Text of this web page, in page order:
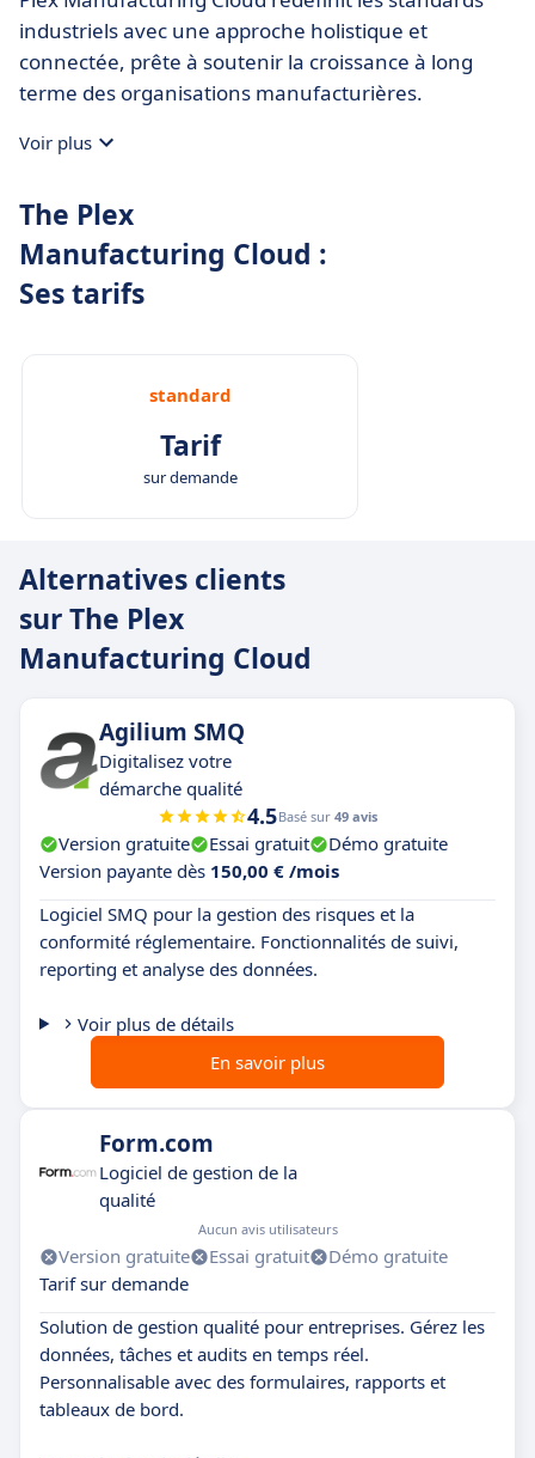
industriels avec une approche holistique et
connectée, prête à soutenir la croissance à long
terme des organisations manufacturières.
Voir plus
The Plex
Manufacturing Cloud :
Ses tarifs
standard
Tarif
sur demande
Alternatives clients
sur The Plex
Manufacturing Cloud
Agilium SMQ
Digitalisez votre
démarche qualité
4.5Basé sur 49 avis
Version gratuite Essai gratuit
Démo gratuite
Version payante dès 150,00 € /mois
Logiciel SMQ pour la gestion des risques et la
conformité réglementaire. Fonctionnalités de suivi,
reporting et analyse des données.
Voir plus de détails
En savoir plus
Form.com
Logiciel de gestion de la
qualité
Aucun avis utilisateurs
Version gratuite Essai gratuit
Démo gratuite
Tarif sur demande
Solution de gestion qualité pour entreprises. Gérez les
données, tâches et audits en temps réel.
Personnalisable avec des formulaires, rapports et
tableaux de bord.